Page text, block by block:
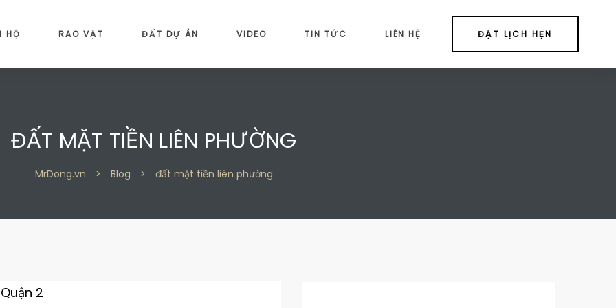
HỘ RAO VẶT ĐẤT DỰ ÁN VIDEO TIN TỨC LIÊN HỆ ĐẶT LỊCH HẸN
ĐẤT MẶT TIỀN LIÊN PHƯỜNG
MrDong.vn > Blog > đất mặt tiền liên phường